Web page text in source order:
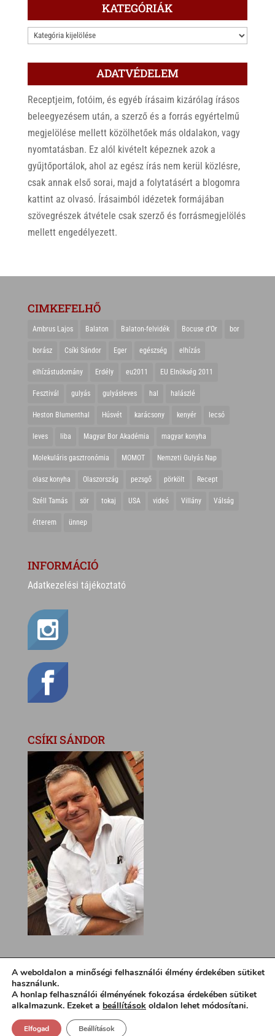
KATEGÓRIÁK
KATEGÓRIÁK
ADATVÉDELEM
Receptjeim, fotóim, és egyéb írásaim kizárólag írásos
beleegyezésem után, a szerző és a forrás egyértelmű
megjelölése mellett közölhetőek más oldalakon, vagy
nyomtatásban. Ez alól kivételt képeznek azok a
gyűjtőportálok, ahol az egész írás nem kerül közlésre,
csak annak első sorai, majd a folytatásért a blogomra
kattint az olvasó. Írásaimból idézetek formájában
szövegrészek átvétele csak szerző és forrásmegjelölés
mellett engedélyezett.
CIMKEFELHŐ
Ambrus Lajos Balaton Balaton-felvidék Bocuse d'Or bor
borász Csíki Sándor Eger egészség elhízás
elhízástudomány Erdély eu2011 EU Elnökség 2011
Fesztivál gulyás gulyásleves hal halászlé
Heston Blumenthal Húsvét karácsony kenyér lecsó
leves liba Magyar Bor Akadémia magyar konyha
Molekuláris gasztronómia MOMOT Nemzeti Gulyás Nap
olasz konyha Olaszország pezsgő pörkölt Recept
Széll Tamás sör tokaj USA videó Villány Válság
étterem ünnep
INFORMÁCIÓ
Adatkezelési tájékoztató
CSÍKI SÁNDOR
Design:
A weboldalon a minőségi felhasználói élmény érdekében sütiket
használunk.
A honlap felhasználói élményének fokozása érdekében sütiket
alkalmazunk. Ezeket a beállítások oldalon lehet módosítani.
Elfogad Beállítások